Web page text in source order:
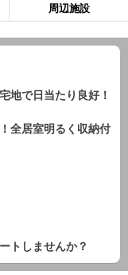
周辺施設
地で日当たり良好！
全居室明るく収納付
トしませんか？